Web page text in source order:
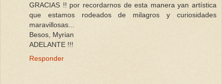
GRACIAS !! por recordarnos de esta manera yan artística
que estamos rodeados de milagros y curiosidades
maravillosas...
Besos, Myrian
ADELANTE !!!
Responder